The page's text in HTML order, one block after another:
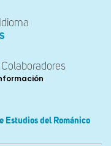
Idioma
Colaboradores
Estudios del Románico